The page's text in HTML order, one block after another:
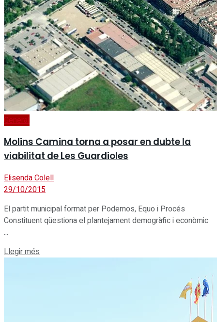
General
Molins Camina torna a posar en dubte la
viabilitat de Les Guardioles
Elisenda Colell
29/10/2015
El partit municipal format per Podemos, Equo i Procés
Constituent qüestiona el plantejament demogràfic i econòmic
...
Llegir més